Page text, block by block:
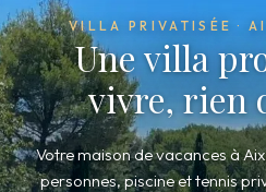
VILLA PRIVATISÉE ·
Une villa
vivre, rien
Votre maison de vacances à
personnes, piscine et tennis